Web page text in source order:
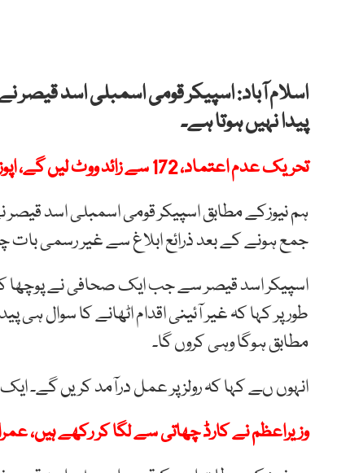
اسلام آباد: اسپیکر قومی اسمبلی اسد قیصر
پیدا نہیں ہوتا ہے۔
تحریک عدم اعتماد، 172 سے زائد ووٹ لیں گے، اپوزیشن کے تین بڑوں کا اعلان
ہم نیوزکے مطابق اسپیکر قومی اسمبلی اسد
جمع ہونے کے بعد ذرائع ابلاغ سے غیر رسمی
اسپیکر اسد قیصر سے جب ایک صحافی نے پوچھا کہ
طور پر کہا کہ غیر آئینی اقدام اٹھانے کا سوال ہی
مطابق ہوگا وہی کروں گا۔
انہوں ںے کہا کہ رولز پر عمل درآمد کریں گے۔
وزیراعظم نے کارڈ چھاتی سے لگا کر رکھے ہیں،